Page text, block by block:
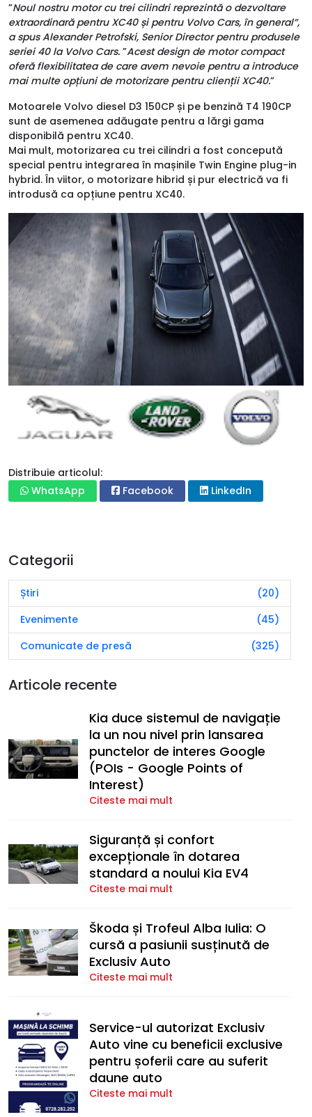
”Noul nostru motor cu trei cilindri reprezintă o dezvoltare
extraordinară pentru XC40 și pentru Volvo Cars, în general”,
a spus Alexander Petrofski, Senior Director pentru produsele
seriei 40 la Volvo Cars. ”Acest design de motor compact
oferă flexibilitatea de care avem nevoie pentru a introduce
mai multe opțiuni de motorizare pentru clienții XC40.”
Motoarele Volvo diesel D3 150CP și pe benzină T4 190CP
sunt de asemenea adăugate pentru a lărgi gama
disponibilă pentru XC40.
Mai mult, motorizarea cu trei cilindri a fost concepută
special pentru integrarea în mașinile Twin Engine plug-in
hybrid. În viitor, o motorizare hibrid și pur electrică va fi
introdusă ca opțiune pentru XC40.
Distribuie articolul:
WhatsApp
Facebook LinkedIn
Categorii
Știri
(20)
Evenimente
(45)
Comunicate de presă
(325)
Articole recente
Kia duce sistemul de navigație
la un nou nivel prin lansarea
punctelor de interes Google
(POIs - Google Points of
Interest)
Citeste mai mult
Siguranță și confort
excepționale în dotarea
standard a noului Kia EV4
Citeste mai mult
Škoda și Trofeul Alba Iulia: O
cursă a pasiunii susținută de
Exclusiv Auto
Citeste mai mult
Service-ul autorizat Exclusiv
Auto vine cu beneficii exclusive
pentru șoferii care au suferit
daune auto
Citeste mai mult